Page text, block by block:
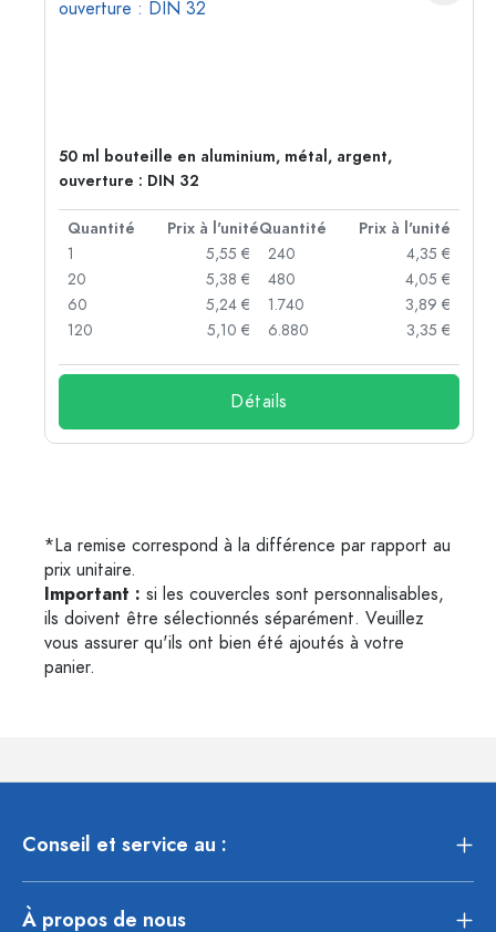
50 ml bouteille en aluminium, métal, argent,
ouverture : DIN 32
Quantité Prix à l'unitéQuantité
Prix à l'unité
1
5,55 €
20
5,38 €
60
5,24 €
120
5,10 €
240
4,35 €
480
4,05 €
1.740
3,89 €
6.880
3,35 €
Détails
*La remise correspond à la différence par rapport au
prix unitaire.
Important : si les couvercles sont personnalisables,
ils doivent être sélectionnés séparément. Veuillez
vous assurer qu'ils ont bien été ajoutés à votre
panier.
Conseil et service au :
À propos de nous